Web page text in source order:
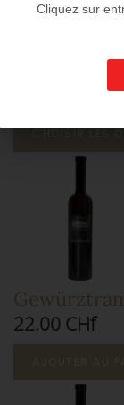
CHOISIR LES
22.00 CHf
Cliquez sur